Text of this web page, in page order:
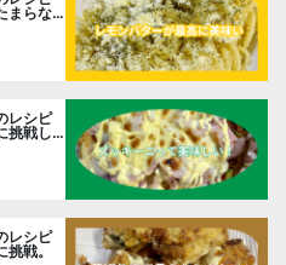
まらな
レシピ
挑戦し
レシピ
戦。